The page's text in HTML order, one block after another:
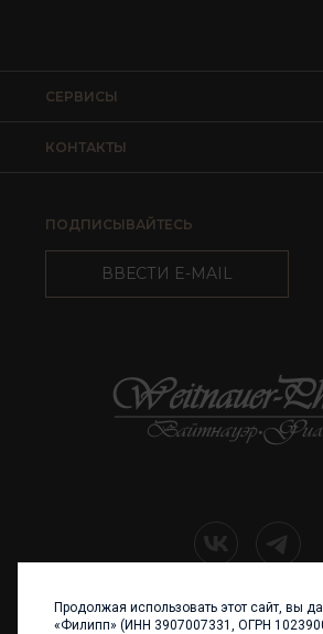
КОНТАКТЫ
СЕРВИСЫ
ПОДПИСЫВАЙТЕСЬ
ВВЕСТИ E-MAIL
+7 (4012) 960 898
Продолжая использовать этот сайт, вы
«Филипп» (ИНН 3907007331, ОГРН